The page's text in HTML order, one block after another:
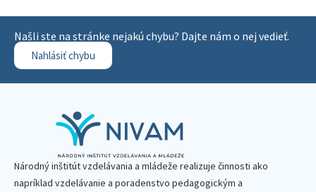
Našli ste na stránke nejakú chybu? Dajte nám o nej vedieť.
Nahlásiť chybu
Národný inštitút vzdelávania a mládeže realizuje činnosti ako
napríklad vzdelávanie a poradenstvo pedagogickým a